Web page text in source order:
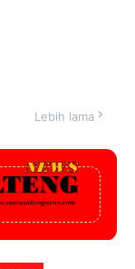
Lebih lama